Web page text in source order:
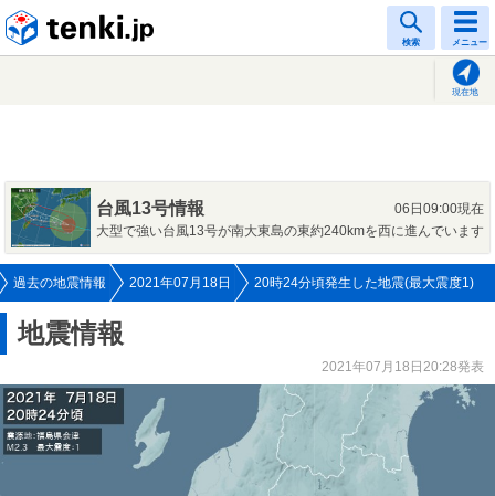
検索 メニュー
現在地
台風13号情報
06日09:00現在
大型で強い台風13号が南大東島の東約240kmを西に進んでいます
過去の地震情報 2021年07月18日 20時24分頃発生した地震(最大震度1)
地震情報
2021年07月18日20:28発表